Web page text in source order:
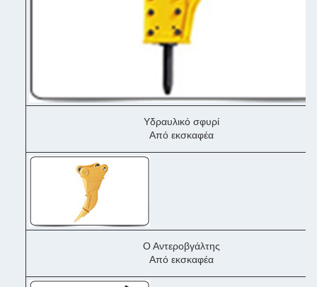
Υδραυλικό σφυρί
Από εκσκαφέα
Ο Αντεροβγάλτης
Από εκσκαφέα